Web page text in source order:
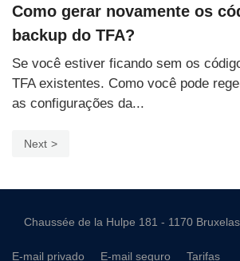
Como gerar novamente os
backup do TFA?
Se você estiver ficando sem os
TFA existentes. Como você pode
as configurações da...
Next
Chaussée de la Hulpe 181 - 1170
E-mail privado E-mail seguro Tarifas